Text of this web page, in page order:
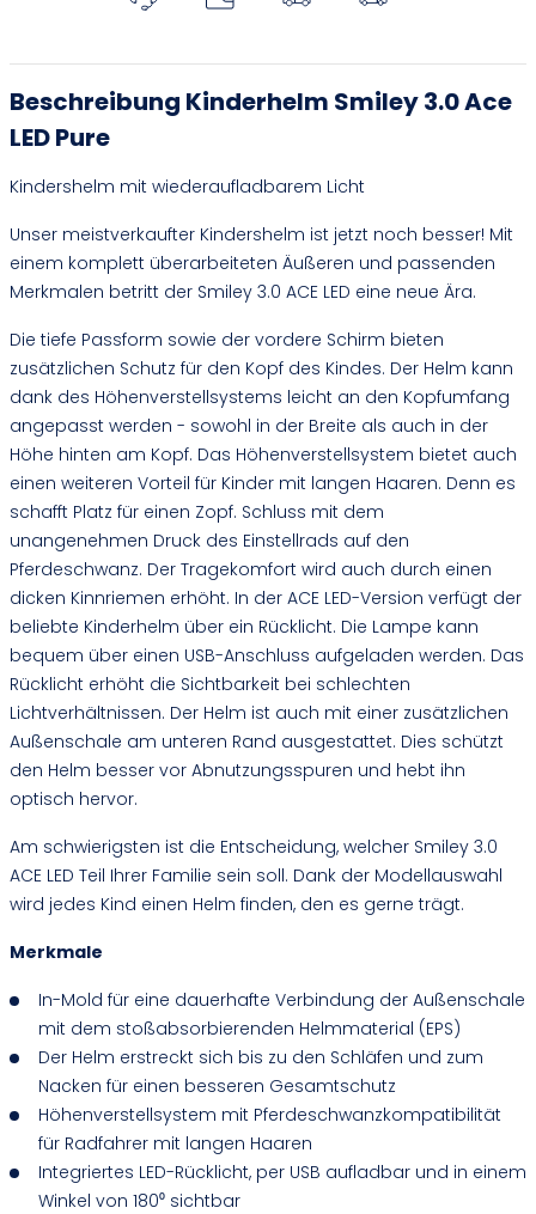
Beschreibung Kinderhelm Smiley 3.0 Ace
LED Pure
Kindershelm mit wiederaufladbarem Licht
Unser meistverkaufter Kindershelm ist jetzt noch besser! Mit
einem komplett überarbeiteten Äußeren und passenden
Merkmalen betritt der Smiley 3.0 ACE LED eine neue Ära.
Die tiefe Passform sowie der vordere Schirm bieten
zusätzlichen Schutz für den Kopf des Kindes. Der Helm kann
dank des Höhenverstellsystems leicht an den Kopfumfang
angepasst werden - sowohl in der Breite als auch in der
Höhe hinten am Kopf. Das Höhenverstellsystem bietet auch
einen weiteren Vorteil für Kinder mit langen Haaren. Denn es
schafft Platz für einen Zopf. Schluss mit dem
unangenehmen Druck des Einstellrads auf den
Pferdeschwanz. Der Tragekomfort wird auch durch einen
dicken Kinnriemen erhöht. In der ACE LED-Version verfügt der
beliebte Kinderhelm über ein Rücklicht. Die Lampe kann
bequem über einen USB-Anschluss aufgeladen werden. Das
Rücklicht erhöht die Sichtbarkeit bei schlechten
Lichtverhältnissen. Der Helm ist auch mit einer zusätzlichen
Außenschale am unteren Rand ausgestattet. Dies schützt
den Helm besser vor Abnutzungsspuren und hebt ihn
optisch hervor.
Am schwierigsten ist die Entscheidung, welcher Smiley 3.0
ACE LED Teil Ihrer Familie sein soll. Dank der Modellauswahl
wird jedes Kind einen Helm finden, den es gerne trägt.
Merkmale
In-Mold für eine dauerhafte Verbindung der Außenschale
mit dem stoßabsorbierenden Helmmaterial (EPS)
Der Helm erstreckt sich bis zu den Schläfen und zum
Nacken für einen besseren Gesamtschutz
Höhenverstellsystem mit Pferdeschwanzkompatibilität
für Radfahrer mit langen Haaren
Integriertes LED-Rücklicht, per USB aufladbar und in einem
Winkel von 180⁰ sichtbar